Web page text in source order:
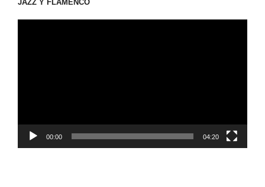
JAZZ Y FLAMENCO
00:00 04:20